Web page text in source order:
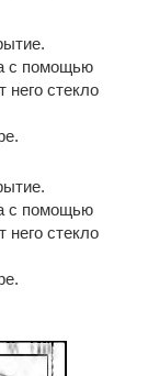
с помощью
него стекло
с помощью
него стекло